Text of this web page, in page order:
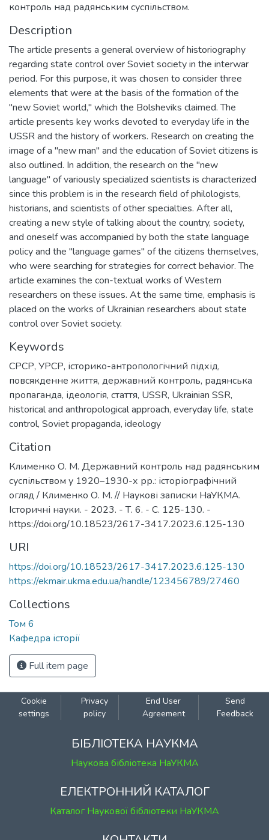
контроль над радянським суспільством.
Description
The article presents a general overview of historiography
regarding state control over Soviet society in the interwar
period. For this purpose, it was chosen to consider three
elements that were at the basis of the formation of the
"new Soviet world," which the Bolsheviks claimed. The
article presents key works devoted to everyday life in the
USSR and the history of workers. Research on creating the
image of a "new man" and the education of Soviet citizens is
also outlined. In addition, the research on the "new
language" of variously specialized scientists is characterized
since this problem is in the research field of philologists,
historians, and scientists of other specialties. After all,
creating a new style of talking about the country, society,
and oneself was accompanied by both the state language
policy and the "language games" of the citizens themselves,
who were searching for strategies for correct behavior. The
article examines the con-textual works of Western
researchers on these issues. At the same time, emphasis is
placed on the works of Ukrainian researchers about state
control over Soviet society.
Keywords
СРСР, УРСР, історико-антропологічний підхід,
повсякденне життя, державний контроль, радянська
пропаганда, ідеологія, стаття, USSR, Ukrainian SSR,
historical and anthropological approach, everyday life, state
control, Soviet propaganda, ideology
Citation
Клименко О. М. Державний контроль над радянським
суспільством у 1920–1930-х рр.: історіографічний
огляд / Клименко О. М. // Наукові записки НаУКМА.
Історичні науки. - 2023. - Т. 6. - С. 125-130. -
https://doi.org/10.18523/2617-3417.2023.6.125-130
URI
https://doi.org/10.18523/2617-3417.2023.6.125-130
https://ekmair.ukma.edu.ua/handle/123456789/27460
Collections
Том 6
Кафедра історії
Full item page
Cookie
settings
Privacy
policy
End User
Agreement
Send
Feedback
БІБЛІОТЕКА НАУКМА
Наукова бібліотека НаУКМА
ЕЛЕКТРОННИЙ КАТАЛОГ
Каталог Наукової бібліотеки НаУКМА